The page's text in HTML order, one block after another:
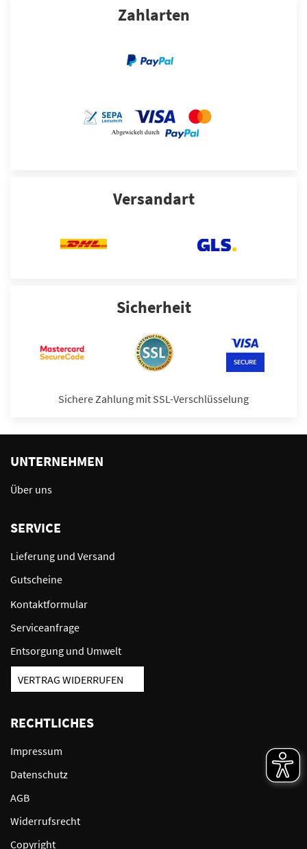
Zahlarten
Versandart
Sicherheit
Sichere Zahlung mit SSL-Verschlüsselung
UNTERNEHMEN
Über uns
SERVICE
Lieferung und Versand
Gutscheine
Kontaktformular
Serviceanfrage
Entsorgung und Umwelt
VERTRAG WIDERRUFEN
RECHTLICHES
Impressum
Datenschutz
AGB
Widerrufsrecht
Copyright